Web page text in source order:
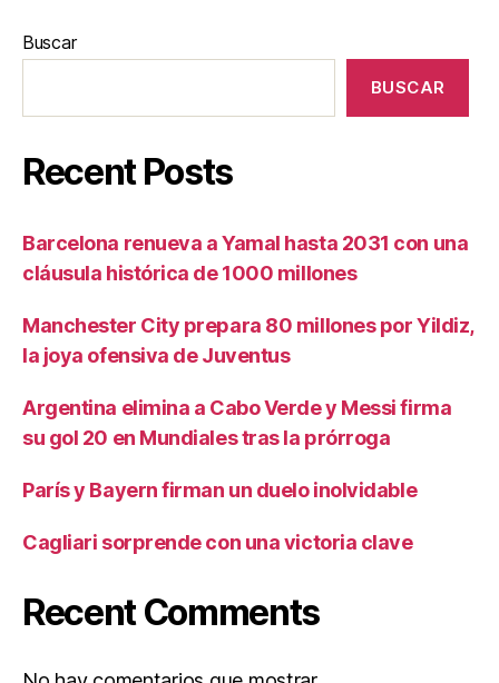
Buscar
BUSCAR
Recent Posts
Barcelona renueva a Yamal hasta 2031 con una
cláusula histórica de 1000 millones
Manchester City prepara 80 millones por Yildiz,
la joya ofensiva de Juventus
Argentina elimina a Cabo Verde y Messi firma
su gol 20 en Mundiales tras la prórroga
París y Bayern firman un duelo inolvidable
Cagliari sorprende con una victoria clave
Recent Comments